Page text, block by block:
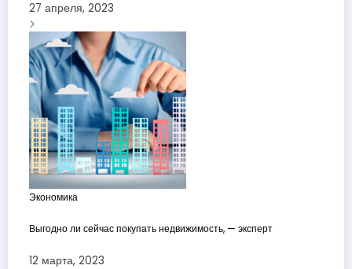
27 апреля, 2023
Экономика
Выгодно ли сейчас покупать недвижимость, — эксперт
12 марта, 2023